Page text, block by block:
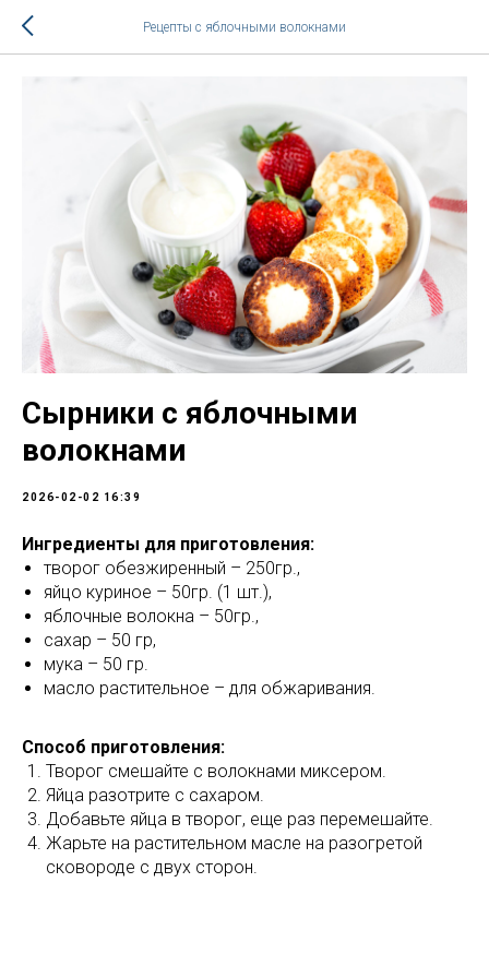
Рецепты с яблочными волокнами
Cырники с яблочными
волокнами
2026-02-02 16:39
Ингредиенты для приготовления:
творог обезжиренный – 250гр.,
яйцо куриное – 50гр. (1 шт.),
яблочные волокна – 50гр.,
сахар – 50 гр,
мука – 50 гр.
масло растительное – для обжаривания.
Способ приготовления:
Творог смешайте с волокнами миксером.
Яйца разотрите с сахаром.
Добавьте яйца в творог, еще раз перемешайте.
Жарьте на растительном масле на разогретой
сковороде с двух сторон.